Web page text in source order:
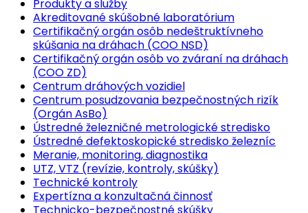
Produkty a služby
Akreditované skúšobné laboratórium
Certifikačný orgán osôb nedeštruktívneho
skúšania na dráhach (COO NSD)
Certifikačný orgán osôb vo zváraní na dráhach
(COO ZD)
Centrum dráhových vozidiel
Centrum posudzovania bezpečnostných rizík
(Orgán AsBo)
Ústredné železničné metrologické stredisko
Ústredné defektoskopické stredisko železníc
Meranie, monitoring, diagnostika
UTZ, VTZ (revízie, kontroly, skúšky)
Technické kontroly
Expertízna a konzultačná činnosť